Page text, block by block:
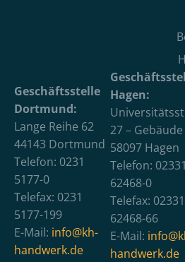
Geschäftsstelle
Dortmund:
Lange Reihe 62
44143 Dortmund
Telefon: 0231
5177-0
Telefax: 0231
5177-199
E-Mail: info@kh-
handwerk.de
Hagen:
27 – Gebäude
58097 Hagen
Telefon: 02331
62468-0
Telefax: 02331
62468-66
E-Mail:
handwerk.de